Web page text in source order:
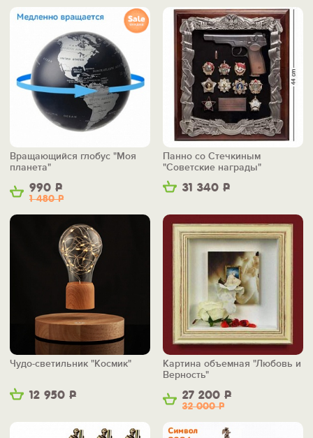
990 Р
1 480Р
Вращающийся глобус "Моя
планета"
31 340 Р
Панно со Стечкиным
"Советские награды"
12 950 Р
Чудо-светильник "Космик"
27 200 Р
32 000Р
Картина объемная "Любовь и
Верность"